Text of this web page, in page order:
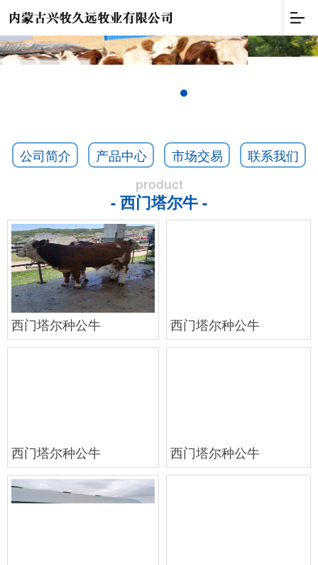
公司简介 产品中心 市场交易
联系我们
product
- 西门塔尔牛 -
西门塔尔种公牛 西门塔尔种公牛
西门塔尔种公牛 西门塔尔种公牛